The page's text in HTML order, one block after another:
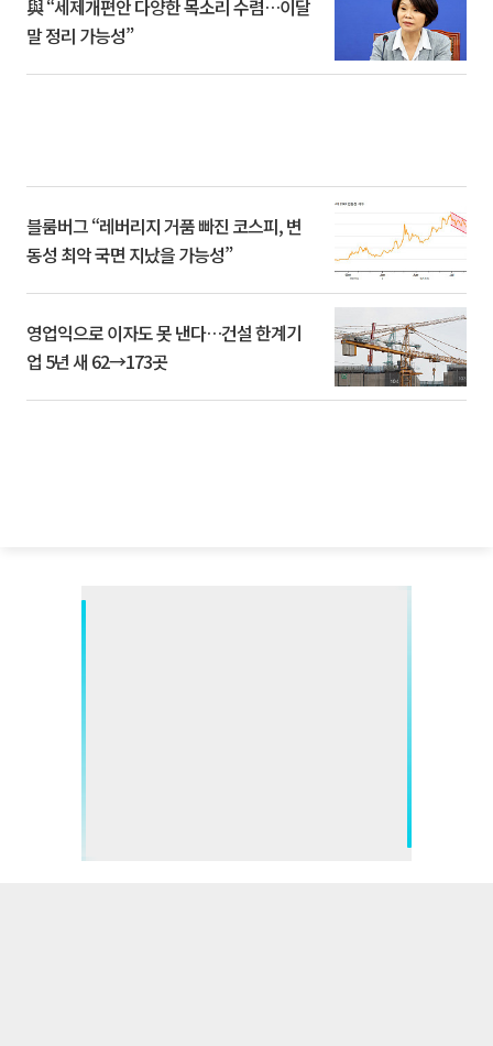
與 “세제개편안 다양한 목소리 수렴…이달
말 정리 가능성”
블룸버그 “레버리지 거품 빠진 코스피, 변
동성 최악 국면 지났을 가능성”
영업익으로 이자도 못 낸다…건설 한계기
업 5년 새 62→173곳